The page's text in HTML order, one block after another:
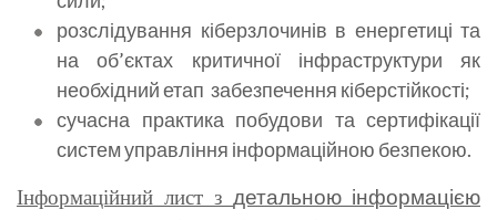
розслідування кіберзлочинів в енергетиці та
на об’єктах критичної інфраструктури як
необхідний етап забезпечення кіберстійкості;
сучасна практика побудови та сертифікації
систем управління інформаційною безпекою.
Інформаційний лист здетальною інформацією